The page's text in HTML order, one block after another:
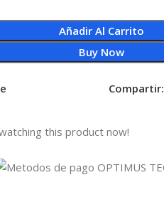
Añadir Al Carrito
Buy Now
Compartir:
this product now!